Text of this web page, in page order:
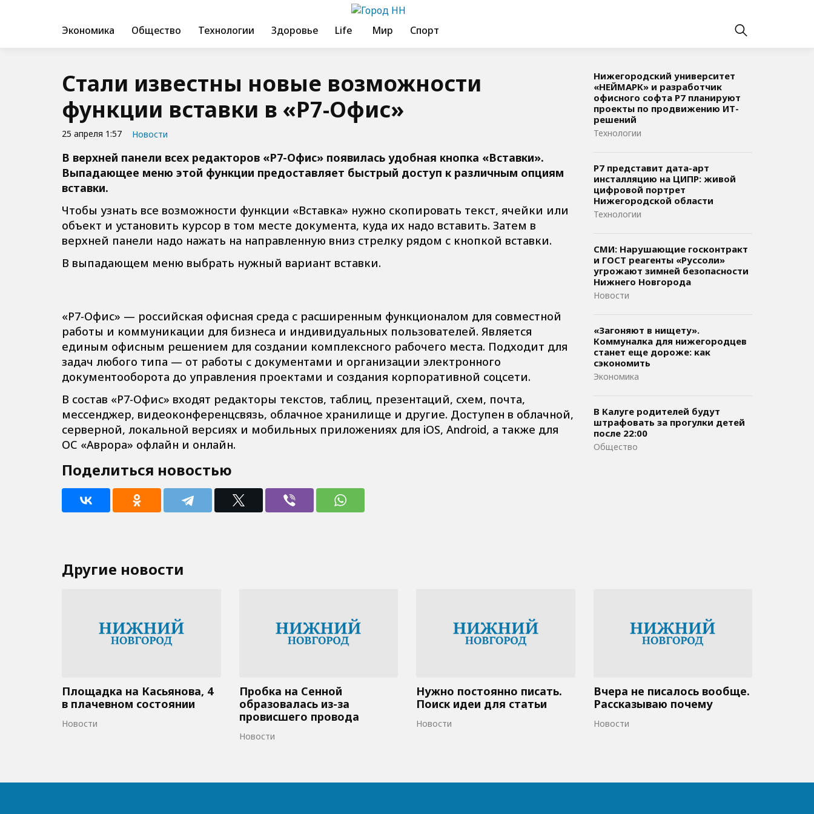
Экономика Общество Технологии Здоровье Life Мир Спорт
Стали известны новые возможности
функции вставки в «Р7-Офис»
25 апреля 1:57 Новости
В верхней панели всех редакторов «Р7-Офис» появилась удобная кнопка «Вставки».
Выпадающее меню этой функции предоставляет быстрый доступ к различным опциям
вставки.
Чтобы узнать все возможности функции «Вставка» нужно скопировать текст, ячейки или
объект и установить курсор в том месте документа, куда их надо вставить. Затем в
верхней панели надо нажать на направленную вниз стрелку рядом с кнопкой вставки.
В выпадающем меню выбрать нужный вариант вставки.
«Р7-Офис» — российская офисная среда с расширенным функционалом для совместной
работы и коммуникации для бизнеса и индивидуальных пользователей. Является
единым офисным решением для создании комплексного рабочего места. Подходит для
задач любого типа — от работы с документами и организации электронного
документооборота до управления проектами и создания корпоративной соцсети.
В состав «Р7-Офис» входят редакторы текстов, таблиц, презентаций, схем, почта,
мессенджер, видеоконференцсвязь, облачное хранилище и другие. Доступен в облачной,
серверной, локальной версиях и мобильных приложениях для iOS, Android, а также для
ОС «Аврора» офлайн и онлайн.
Поделиться новостью
Нижегородский университет
«НЕЙМАРК» и разработчик
офисного софта P7 планируют
проекты по продвижению ИТ-
решений
Технологии
Р7 представит дата-арт
инсталляцию на ЦИПР: живой
цифровой портрет
Нижегородской области
Технологии
СМИ: Нарушающие госконтракт
и ГОСТ реагенты «Руссоли»
угрожают зимней безопасности
Нижнего Новгорода
Новости
«Загоняют в нищету».
Коммуналка для нижегородцев
станет еще дороже: как
сэкономить
Экономика
В Калуге родителей будут
штрафовать за прогулки детей
после 22:00
Общество
Другие новости
Площадка на Касьянова, 4
в плачевном состоянии
Новости
Пробка на Сенной
образовалась из-за
провисшего провода
Новости
Нужно постоянно писать.
Поиск идеи для статьи
Новости
Вчера не писалось вообще.
Рассказываю почему
Новости